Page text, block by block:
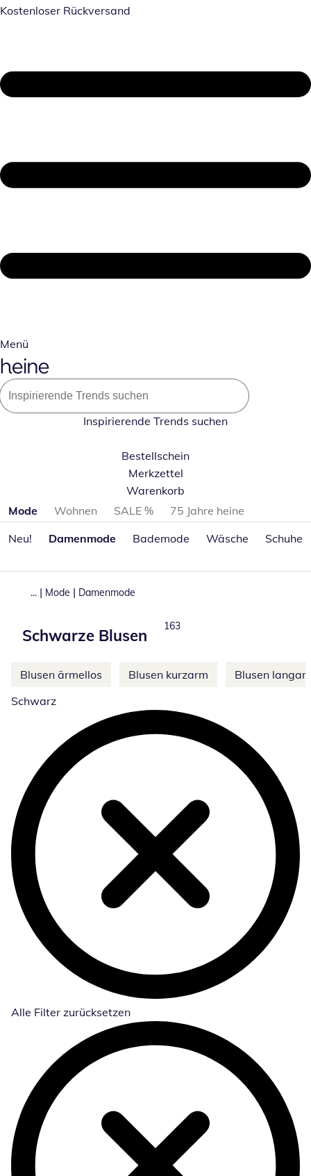
Kostenloser Rückversand
Menü
Inspirierende Trends suchen
Bestellschein
Merkzettel
Warenkorb
Produktkategorien überspringen
Mode Wohnen SALE %
75 Jahre heine
Neu!
Damenmode Bademode Wäsche Schuhe
... | Mode | Damenmode
Schwarze Blusen
Produkte
163
Weitere Kategorien überspringen
Blusen ärmellos Blusen kurzarm
Blusen
Schwarz
Alle Filter zurücksetzen